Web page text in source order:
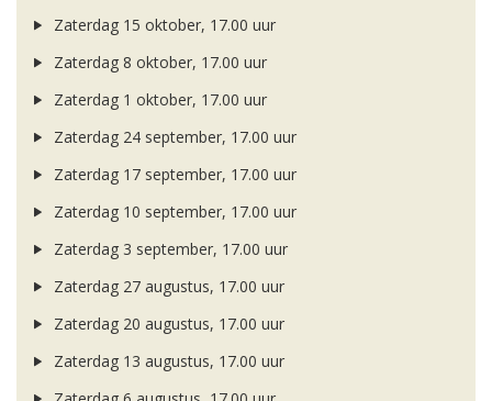
Zaterdag 15 oktober, 17.00 uur
Zaterdag 8 oktober, 17.00 uur
Zaterdag 1 oktober, 17.00 uur
Zaterdag 24 september, 17.00 uur
Zaterdag 17 september, 17.00 uur
Zaterdag 10 september, 17.00 uur
Zaterdag 3 september, 17.00 uur
Zaterdag 27 augustus, 17.00 uur
Zaterdag 20 augustus, 17.00 uur
Zaterdag 13 augustus, 17.00 uur